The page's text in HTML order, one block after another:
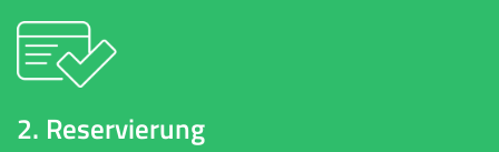
2. Reservierung